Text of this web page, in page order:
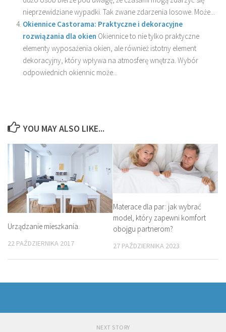
nieprzewidziane wypadki. Tak zwane zdarzenia losowe. Może...
Okiennice Castorama: Praktyczne i dekoracyjne
rozwiązania dla okien Okiennice to nie tylko praktyczne
elementy wyposażenia okien, ale również istotny element
dekoracyjny, który wpływa na atmosferę wnętrza. Wybór
odpowiednich okiennic może...
YOU MAY ALSO LIKE...
Urządzanie mieszkania.
22 PAŹDZIERNIKA 2017
Materace dla par: jak wybrać
model, który zapewni komfort
obojgu partnerom?
27 PAŹDZIERNIKA 2023
NEXT STORY